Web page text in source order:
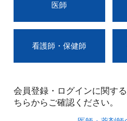
医師
看護師・保健師
会員登録・ログインに関す
ちらからご確認ください。​